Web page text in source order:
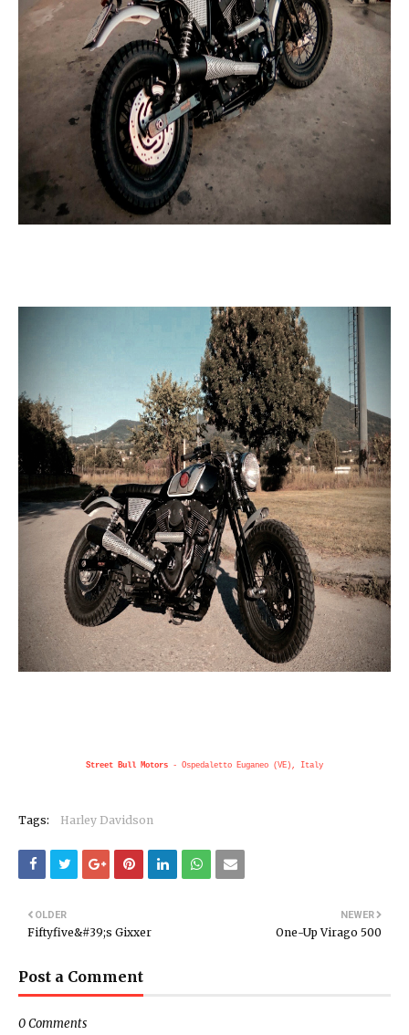
Street Bull Motors - Ospedaletto Euganeo (VE), Italy
Tags: Harley Davidson
NEWER
One-Up Virago 500
OLDER
Fiftyfive&#39;s Gixxer
Post a Comment
0 Comments